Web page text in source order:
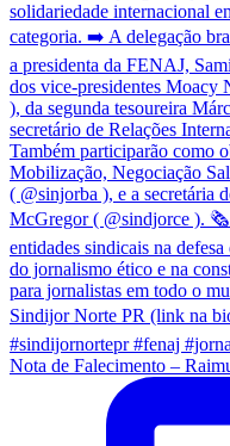
Nota de Falecimento –